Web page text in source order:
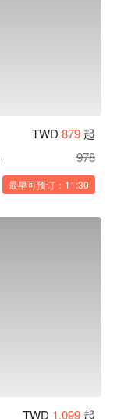
TWD 879 起
978
最早可预订：11:30
TWD 1,099 起